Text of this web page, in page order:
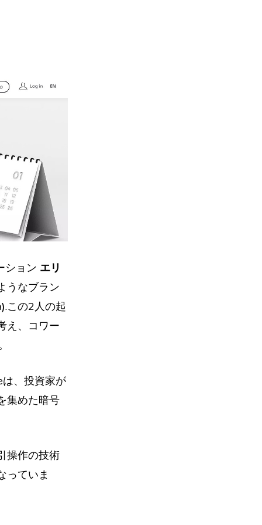
ション エリ
うなブラン
).この2人の起
え、コワー
、投資家が
集めた暗号
操作の技術
っていま